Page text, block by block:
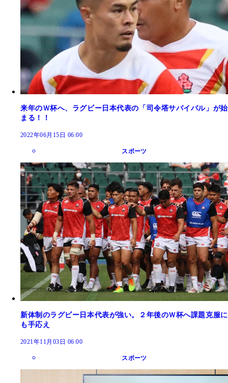
来年のＷ杯へ、ラグビー日本代表の「司令塔サバイバル」が始
まる！！
2022年06月15日 06:00
スポーツ
新体制のラグビー日本代表が強い。２年後のＷ杯へ課題克服に
も手応え
2021年11月03日 06:00
スポーツ